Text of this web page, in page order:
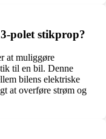
polet stikprop?
at muliggøre
til en bil. Denne
bilens elektriske
at overføre strøm og